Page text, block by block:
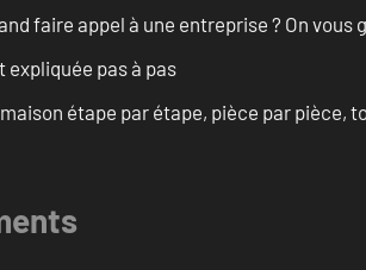
faire appel à une entreprise ? On vous
pas à pas
étape par étape, pièce par